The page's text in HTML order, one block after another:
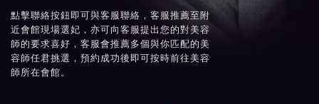
點擊聯絡按鈕即可與客服聯絡，客服推薦至附
近會館現場選妃，亦可向客服提出您的對美容
師的要求喜好，客服會推薦多個與你匹配的美
容師任君挑選，預約成功後即可按時前往美容
師所在會館。